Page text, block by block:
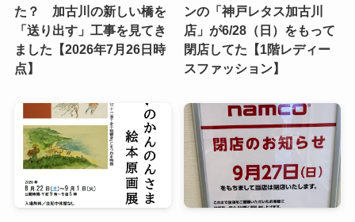
た？ 加古川の新しい橋を
「送り出す」工事を見てき
ました【2026年7月26日時
点】
ンの「神戸レタス加古川
店」が6/28（日）をもって
閉店してた【1階レディー
スファッション】